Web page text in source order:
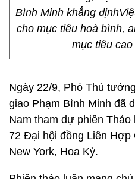
Bình Minh khẳng
cho mục tiêu hoà bình,
mục tiêu
Ngày 22/9, Phó Thủ
giao Phạm Bình Minh đã
Nam tham dự phiên
72 Đại hội đồng Liên Hợp
New York, Hoa Kỳ.